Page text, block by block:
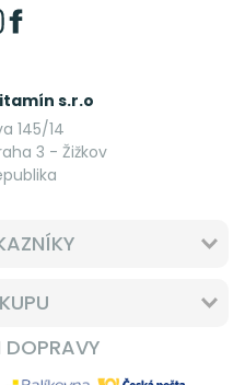
s.r.o
145/14
3 - Žižkov